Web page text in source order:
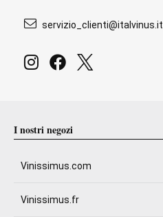
servizio_clienti@italvinus.it
I nostri negozi
Vinissimus.com
Vinissimus.fr